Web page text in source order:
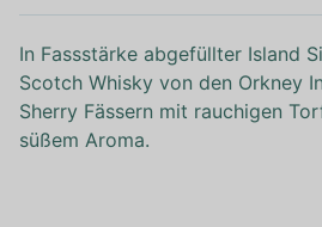
In Fassstärke abgefüllter Island
Scotch Whisky von den Orkney
Sherry Fässern mit rauchigen
süßem Aroma.